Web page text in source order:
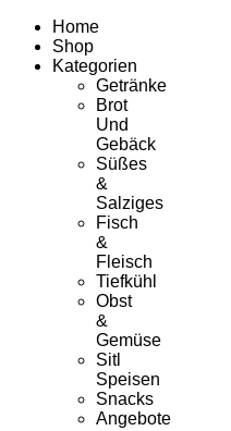
Home
Shop
Kategorien
Getränke
Brot
Und
Gebäck
Süßes
&
Salziges
Fisch
&
Fleisch
Tiefkühl
Obst
&
Gemüse
Sitl
Speisen
Snacks
Angebote